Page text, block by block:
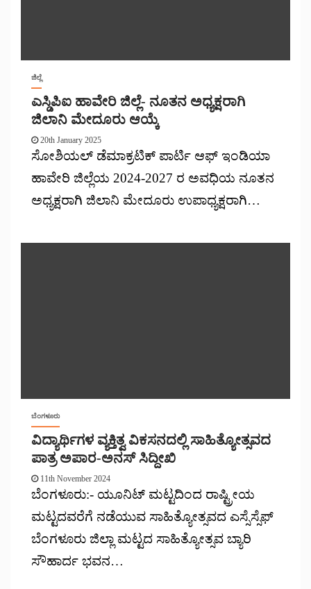
ಜಿಲ್ಲೆ
ಎಸ್ಡಿಪಿಐ ಹಾವೇರಿ ಜಿಲ್ಲೆ- ನೂತನ ಅಧ್ಯಕ್ಷರಾಗಿ
ಜಿಲಾನಿ ಮೇದೂರು ಆಯ್ಕೆ
20th January 2025
ಸೋಶಿಯಲ್ ಡೆಮಾಕ್ರಟಿಕ್ ಪಾರ್ಟಿ ಆಫ್ ಇಂಡಿಯಾ
ಹಾವೇರಿ ಜಿಲ್ಲೆಯ 2024-2027 ರ ಅವಧಿಯ ನೂತನ
ಅಧ್ಯಕ್ಷರಾಗಿ ಜಿಲಾನಿ ಮೇದೂರು ಉಪಾಧ್ಯಕ್ಷರಾಗಿ…
ಬೆಂಗಳೂರು
ವಿದ್ಯಾರ್ಥಿಗಳ ವ್ಯಕ್ತಿತ್ವ ವಿಕಸನದಲ್ಲಿ ಸಾಹಿತ್ಯೋತ್ಸವದ
ಪಾತ್ರ ಅಪಾರ-ಅನಸ್ ಸಿದ್ದೀಖಿ
11th November 2024
ಬೆಂಗಳೂರು:- ಯೂನಿಟ್ ಮಟ್ಟದಿಂದ ರಾಷ್ಟ್ರೀಯ
ಮಟ್ಟದವರೆಗೆ ನಡೆಯುವ ಸಾಹಿತ್ಯೋತ್ಸವದ ಎಸ್ಸೆಸ್ಸೆಫ್
ಬೆಂಗಳೂರು ಜಿಲ್ಲಾ ಮಟ್ಟದ ಸಾಹಿತ್ಯೋತ್ಸವ ಬ್ಯಾರಿ
ಸೌಹಾರ್ದ ಭವನ…